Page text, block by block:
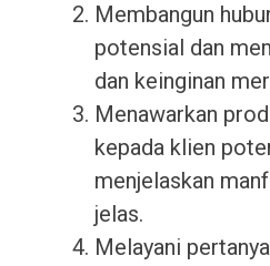
Membangun
potensial dan
dan keinginan
Menawarkan
kepada klien
menjelaskan
jelas.
Melayani